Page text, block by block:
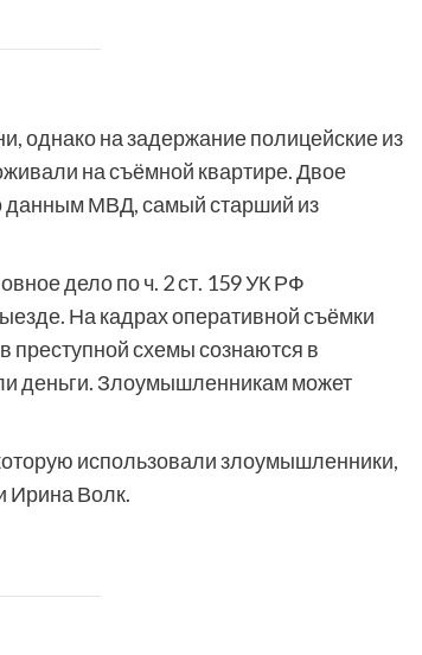
однако на задержание полицейские из
на съёмной квартире. Двое
данным МВД, самый старший из
дело по ч. 2 ст. 159 УК РФ
На кадрах оперативной съёмки
преступной схемы сознаются в
деньги. Злоумышленникам может
использовали злоумышленники,
Ирина Волк.